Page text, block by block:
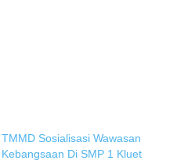
TMMD Sosialisasi Wawasan
Kebangsaan Di SMP 1 Kluet